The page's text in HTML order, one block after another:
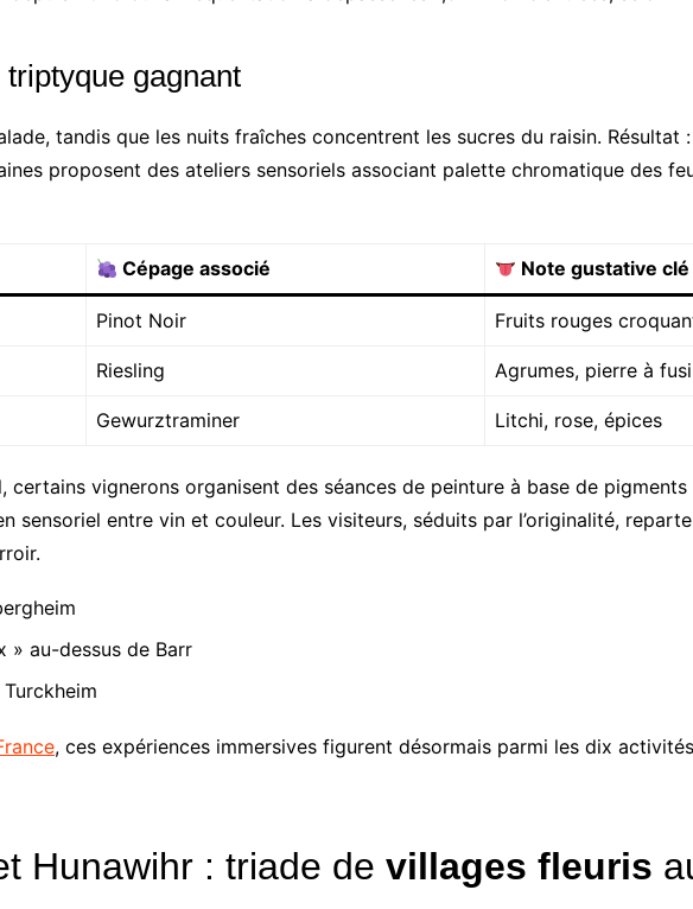
gagnant
tandis que les nuits fraîches concentrent les sucres du raisin. Résultat
proposent des ateliers sensoriels associant palette chromatique des
Cépage associé Note gustative clé
Pinot Noir Fruits rouges
Riesling Agrumes, pierre à
Gewurztraminer Litchi, rose, épices
certains vignerons organisent des séances de peinture à base de
sensoriel entre vin et couleur. Les visiteurs, séduits par l’originalité,
» au-dessus de Barr
, ces expériences immersives figurent désormais parmi les dix
Hunawihr : triade de villages fleuris